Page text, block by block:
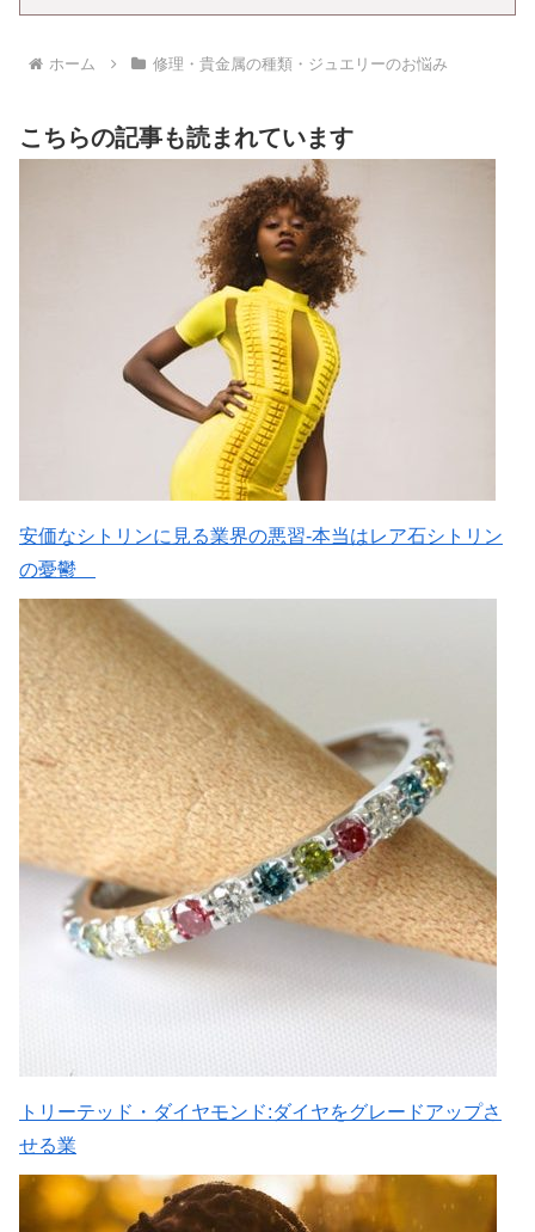
ホーム 修理・貴金属の種類・ジュエリーのお悩み
こちらの記事も読まれています
安価なシトリンに見る業界の悪習-本当はレア石シトリン
の憂鬱
トリーテッド・ダイヤモンド:ダイヤをグレードアップさ
せる業